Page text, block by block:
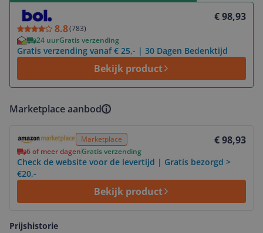
8.8(783)
€ 98,93
24 uurGratis verzending
Gratis verzending vanaf € 25,- | 30 Dagen Bedenktijd
Bekijk product
Marketplace aanbod
Marketplace € 98,93
6 of meer dagenGratis verzending
Check de website voor de levertijd | Gratis bezorgd >
€20,-
Bekijk product
Prijshistorie